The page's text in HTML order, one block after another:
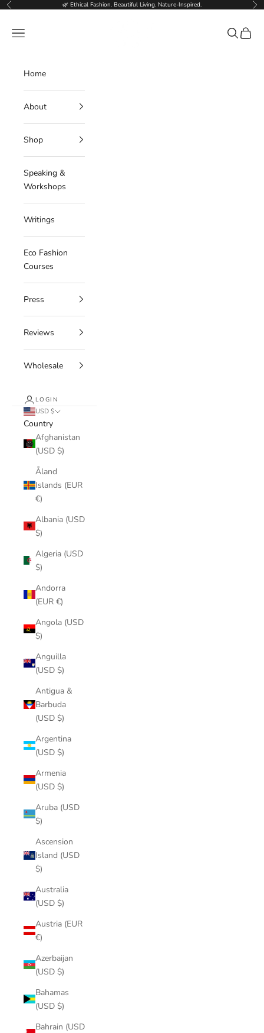
Skip to content
Previous 🌿 Ethical Fashion. Beautiful Living. Nature-Inspired.
Navigation menu Search
Cart
Home
About
Shop
Speaking &
Workshops
Writings
Eco Fashion
Courses
Press
Reviews
Wholesale
LOGIN
USD $
Country
Afghanistan
(USD $)
Åland
Islands (EUR
€)
Albania (USD
$)
Algeria (USD
$)
Andorra
(EUR €)
Angola (USD
$)
Anguilla
(USD $)
Antigua &
Barbuda
(USD $)
Argentina
(USD $)
Armenia
(USD $)
Aruba (USD
$)
Ascension
Island (USD
$)
Australia
(USD $)
Austria (EUR
€)
Azerbaijan
(USD $)
Bahamas
(USD $)
Bahrain (USD